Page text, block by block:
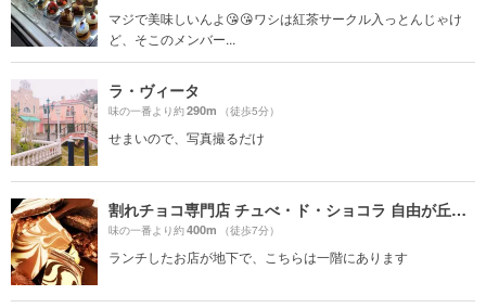
マジで美味しいんよ😘😘ワシは紅茶サークル入っとんじゃけ
ど、そこのメンバー...
ラ・ヴィータ
味の一番より約290m （徒歩5分）
せまいので、写真撮るだけ
割れチョコ専門店 チュべ・ド・ショコラ 自由が丘本店
味の一番より約400m （徒歩7分）
ランチしたお店が地下で、こちらは一階にあります